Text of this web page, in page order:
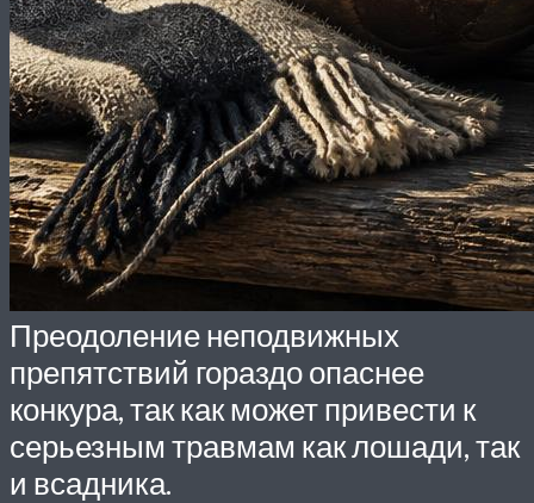
Преодоление неподвижных
препятствий гораздо опаснее
конкура, так как может привести к
серьезным травмам как лошади, так
и всадника.